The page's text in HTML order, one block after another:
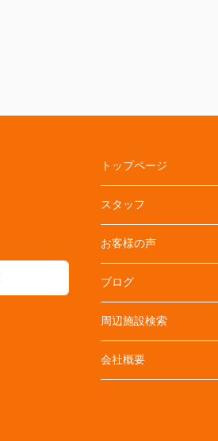
トップページ
スタッフ
お客様の声
ブログ
周辺施設検索
会社概要